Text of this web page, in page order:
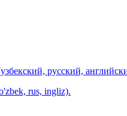
русский,
rus, ingliz).